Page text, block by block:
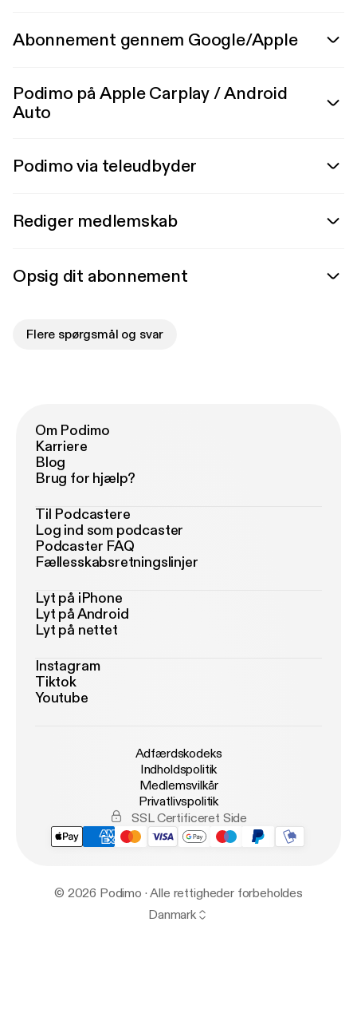
Abonnement gennem Google/Apple
Podimo på Apple Carplay / Android
Auto
Podimo via teleudbyder
Rediger medlemskab
Opsig dit abonnement
Flere spørgsmål og svar
Om Podimo
Karriere
Blog
Brug for hjælp?
Til Podcastere
Log ind som podcaster
Podcaster FAQ
Fællesskabsretningslinjer
Lyt på iPhone
Lyt på Android
Lyt på nettet
Instagram
Tiktok
Youtube
Adfærdskodeks
Indholdspolitik
Medlemsvilkår
Privatlivspolitik
SSL Certificeret Side
© 2026 Podimo · Alle rettigheder forbeholdes
Danmark